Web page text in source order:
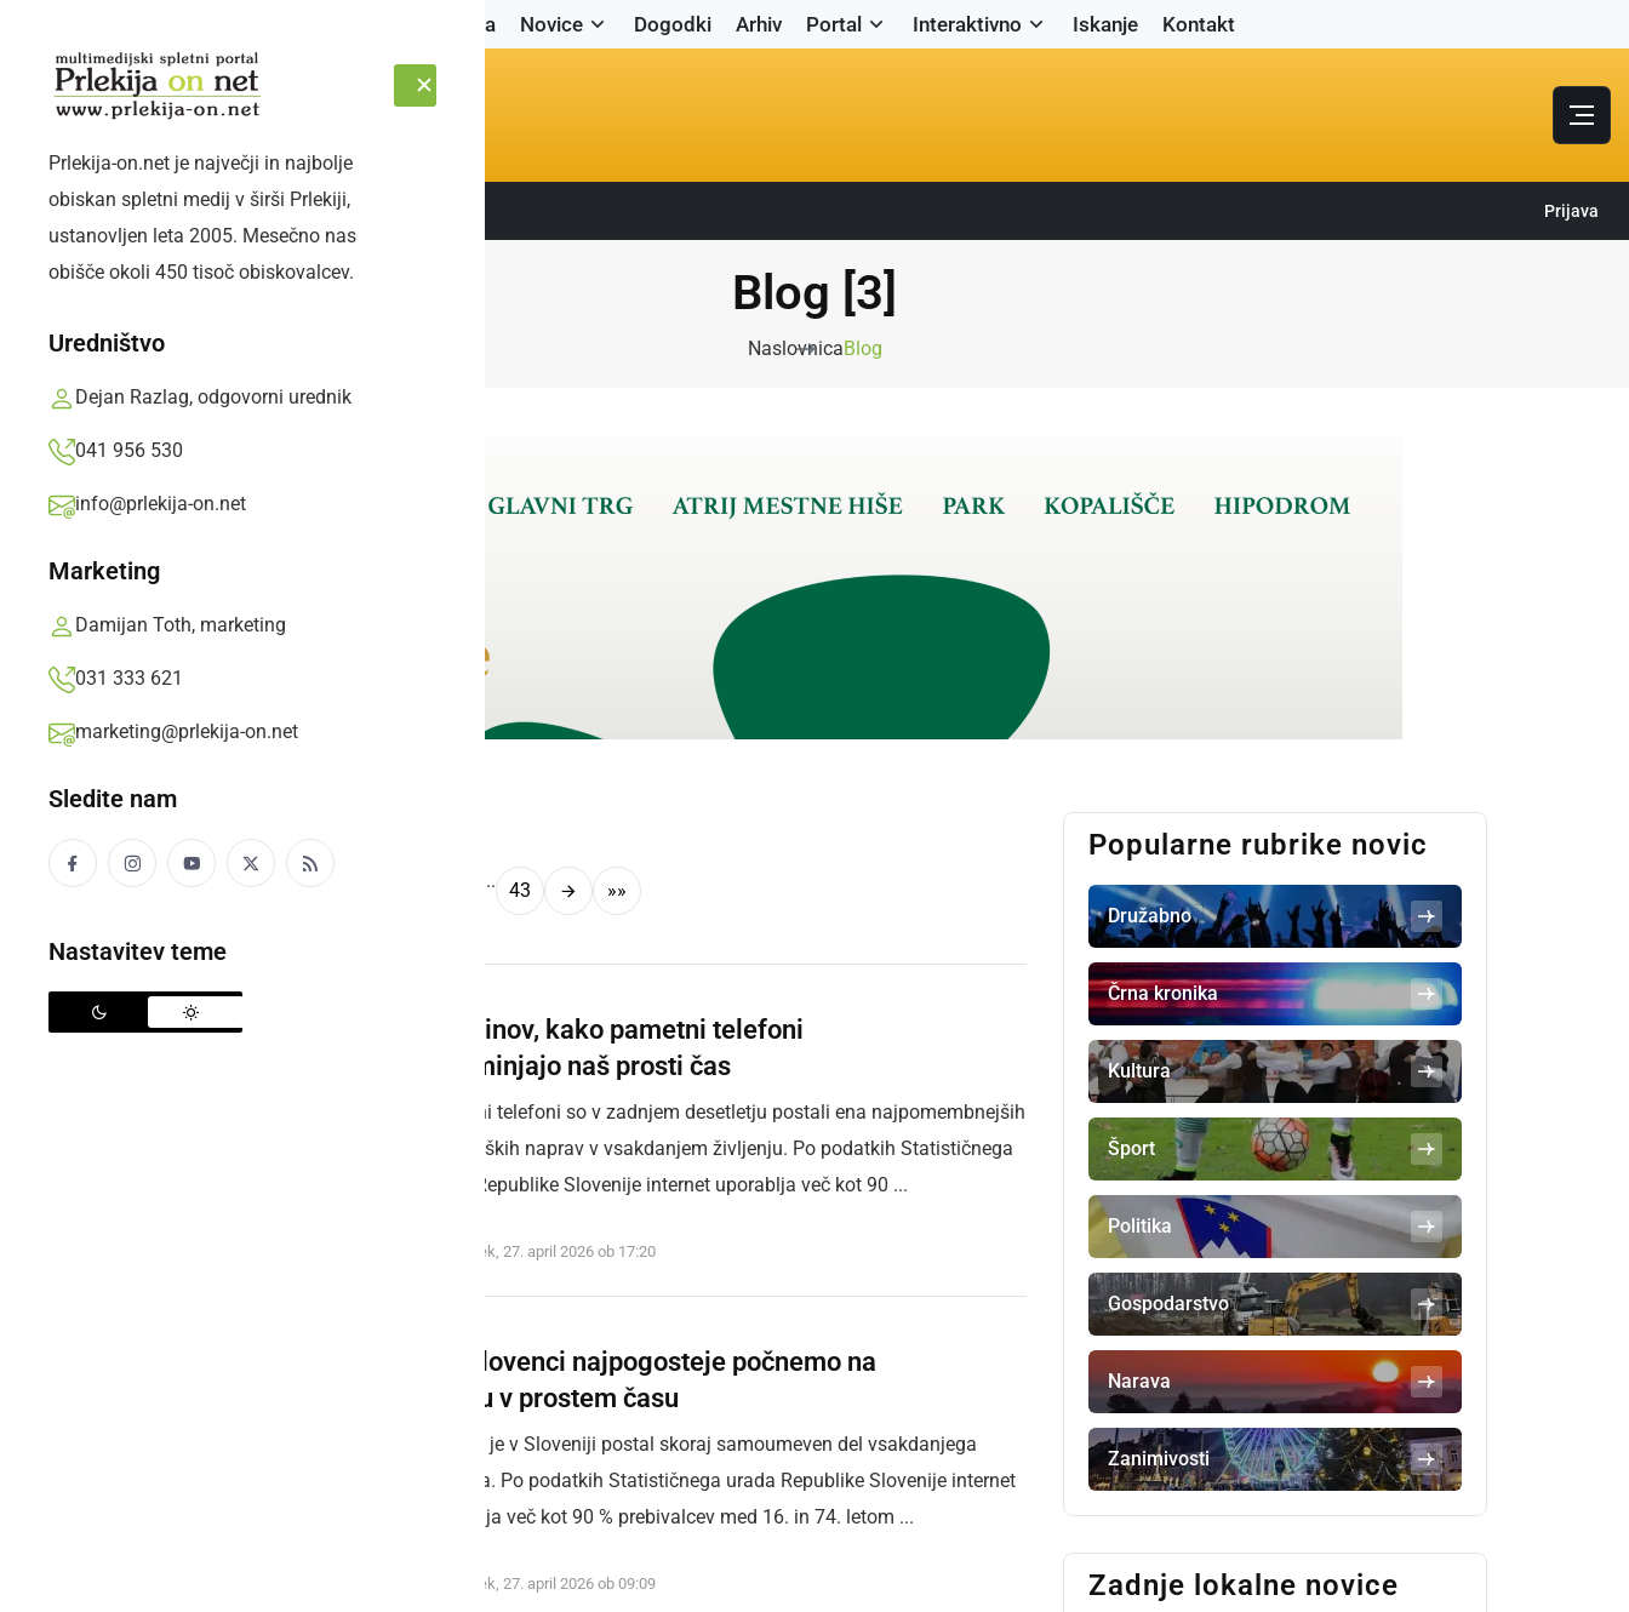
Naslovnica Novice Dogodki Arhiv Portal Interaktivno Iskanje Kontakt
ČETRTEK, 6. AVGUST 2026 Sledite nam: Prijava
Prlekija-on.net je največji in najbolje
obiskan spletni medij v širši Prlekiji,
ustanovljen leta 2005. Mesečno nas
obišče okoli 450 tisoč obiskovalcev.
Uredništvo
Dejan Razlag, odgovorni urednik
041 956 530
info@prlekija-on.net
Marketing
Damijan Toth, marketing
031 333 621
marketing@prlekija-on.net
Sledite nam
Nastavitev teme
Blog [3]
NaslovnicaBlog
1 2 ... 43 »»
5 načinov, kako pametni telefoni
spreminjajo naš prosti čas
Pametni telefoni so v zadnjem desetletju postali ena najpomembnejših
tehnoloških naprav v vsakdanjem življenju. Po podatkih Statističnega
urada Republike Slovenije internet uporablja več kot 90 ...
ponedeljek, 27. april 2026 ob 17:20
Kaj Slovenci najpogosteje počnemo na
spletu v prostem času
Internet je v Sloveniji postal skoraj samoumeven del vsakdanjega
življenja. Po podatkih Statističnega urada Republike Slovenije internet
uporablja več kot 90 % prebivalcev med 16. in 74. letom ...
ponedeljek, 27. april 2026 ob 09:09
Popularne rubrike novic
Družabno
Črna kronika
Kultura
Šport
Politika
Gospodarstvo
Narava
Zanimivosti
Zadnje lokalne novice